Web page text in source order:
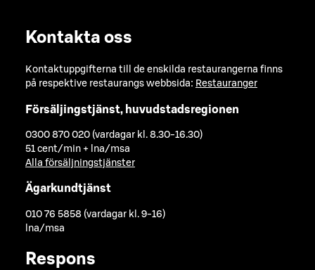
Kontakta oss
Kontaktuppgifterna till de enskilda restaurangerna finns
på respektive restaurangs webbsida: Restauranger
Försäljingstjänst, huvudstadsregionen
0300 870 020 (vardagar kl. 8.30-16.30)
51 cent/min + lna/msa
Alla försäljningstjänster
Ägarkundtjänst
010 76 5858 (vardagar kl. 9-16)
lna/msa
Respons